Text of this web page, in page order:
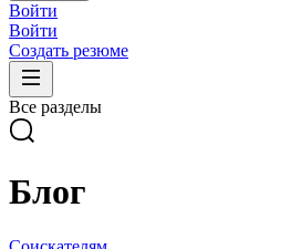
Войти
Войти
Создать резюме
Все разделы
Блог